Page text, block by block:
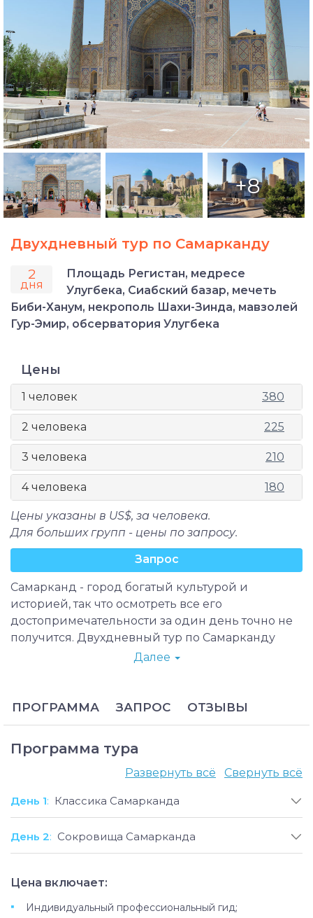
+8
Двухдневный тур по Самарканду
2
дня
Площадь Регистан, медресе
Улугбека, Сиабский базар, мечеть
Биби-Ханум, некрополь Шахи-Зинда, мавзолей
Гур-Эмир, обсерватория Улугбека
Цены
1 человек 380
2 человека 225
3 человека 210
4 человека 180
Цены указаны в US$, за человека.
Для больших групп - цены по запросу.
Запрос
Самарканд - город богатый культурой и
историей, так что осмотреть все его
достопримечательности за один день точно не
получится. Двухдневный тур по Самарканду
позволит вам неторопливо прогуляться по
его невероятную атмосферу.
империями, окруженной тайнами и легендами
землей. Сегодня бывшая столица империи
городом в Узбекистане. Самарканд,
наполненный туристами и религиозными
паломниками, являет собой прекрасный
пример сосуществования древности и
Далее
ПРОГРАММА ЗАПРОС ОТЗЫВЫ
Программа тура
Развернуть всё Свернуть всё
День 1: Классика Самарканда
День 2: Сокровища Самарканда
Цена включает:
Индивидуальный профессиональный гид;